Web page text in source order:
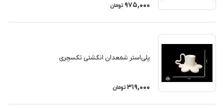
975,000 تومان
پلی‌استر شمعدان انگشتی تکسچری
319,000 تومان